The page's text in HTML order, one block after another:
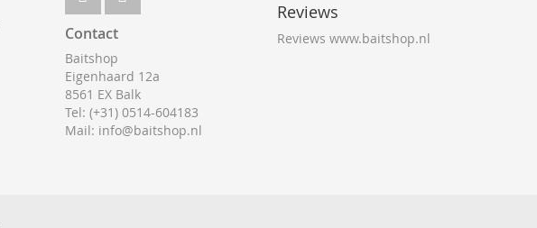
Contact
Baitshop
Eigenhaard 12a
8561 EX Balk
Tel: (+31) 0514-604183
Mail: info@baitshop.nl
Reviews
Reviews www.baitshop.nl